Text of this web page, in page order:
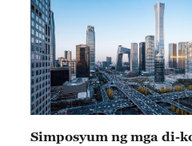
Simposyum ng mga di-